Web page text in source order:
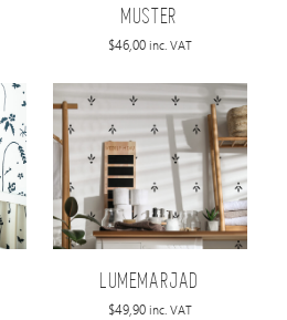
MUSTER
$46,00 inc. VAT
LUMEMARJAD
$49,90 inc. VAT